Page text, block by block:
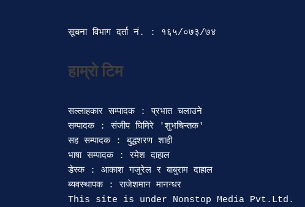
सूचना विभाग दर्ता‍ नं. : १६५/०७३/७४
हाम्रो टिम
सल्लाहकार सम्पादक : प्रभात चलाउने
सम्पादक : संजीप घिमिरे 'शुभचिन्तक'
सह सम्पादक : बुद्धशरण शाही
भाषा सम्पादक : रमेश दाहाल
डेस्क : आकाश गजुरेल र बाबुराम दाहाल
ब्यवस्थापक : राजेशमान मानन्धर